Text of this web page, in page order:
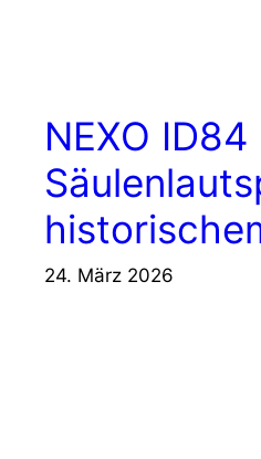
NEXO ID84
24. März 2026